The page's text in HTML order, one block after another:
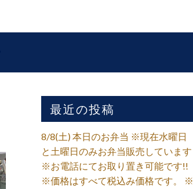
最近の投稿
8/8(土) 本日のお弁当 ※現在水曜日
と土曜日のみお弁当販売しています
※お電話にてお取り置き可能です!!
※価格はすべて税込み価格です。 ※